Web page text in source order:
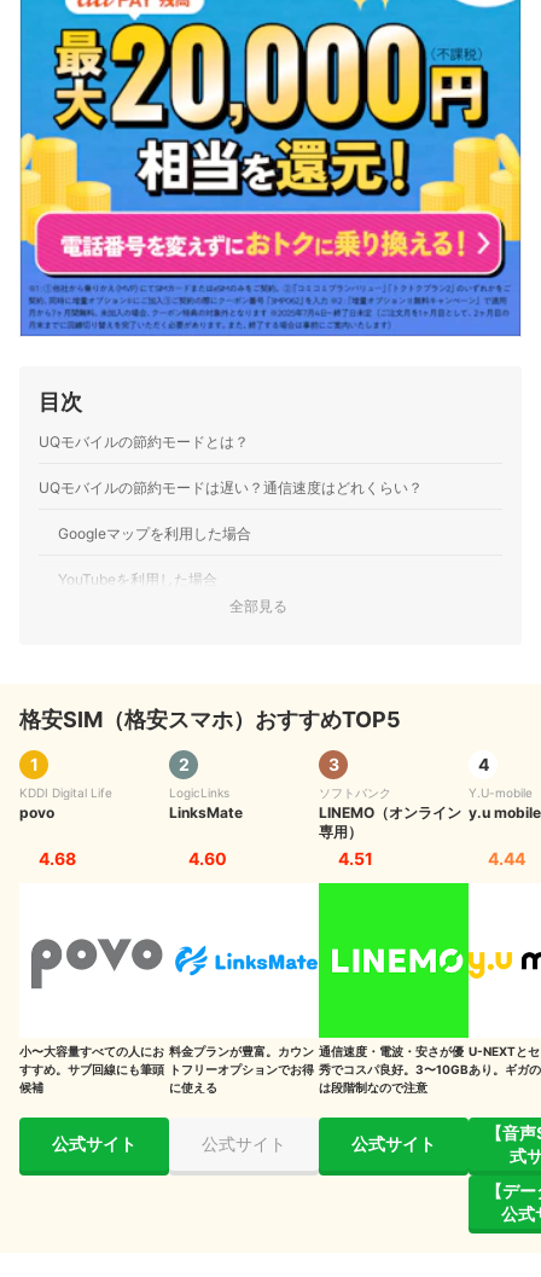
に、モバイルだけでなく10社以上の戸建て・マンション
向けの光回線の通信速度・速度制限も調査している。 ま
た通信サービスだけでなく、ファイナンシャルプランナ
ーの視点含めて電気代など固定費支出見直しのガイドも
している。
高山健次のプロフィール
目次
UQモバイルの節約モードとは？
UQモバイルの節約モードは遅い？通信速度はどれくらい？
Googleマップを利用した場合
YouTubeを利用した場合
UQモバイルの高速モードから節約モードに切り替える方法
UQモバイルの節約モードはどれほどの速度で利用できるのかを把握で
きたら申し込みの検討も
UQモバイルの通信速度を詳しくチェックしたい人はこちら
格安SIMを比較検討したい人は以下の記事もチェック
全部見る
格安SIM（格安スマホ）おすすめTOP5
1
KDDI Digital Life
povo
4.68
小〜大容量すべての人にお
すすめ。サブ回線にも筆頭
候補
公式サイト
2
LogicLinks
LinksMate
4.60
料金プランが豊富。カウン
トフリーオプションでお得
に使える
公式サイト
3
ソフトバンク
LINEMO（オンライン
専用）
4.51
通信速度・電波・安さが優
秀でコスパ良好。3〜10GB
は段階制なので注意
公式サイト
4
Y.U-mobile
y.u mobile
4.44
U-NEXTと
あり。ギガ
【音
式
【デ
公式